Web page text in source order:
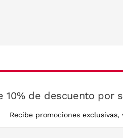
10% de descuento por
Recibe promociones